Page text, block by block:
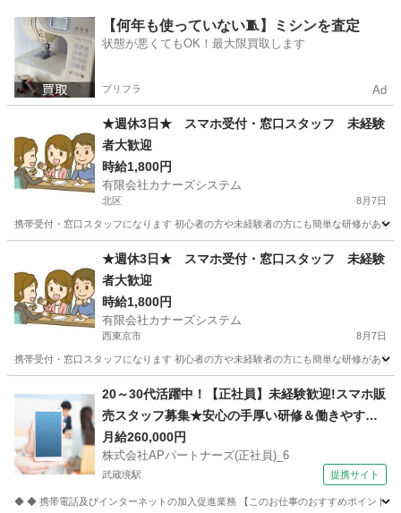
東京 清瀬市 清瀬駅 営業 スタッフ
【何年も使っていない🧵】ミシンを査定
状態が悪くてもOK！最大限買取します
プリフラ Ad
★週休3日★ スマホ受付・窓口スタッフ 未経験
者大歓迎
時給1,800円
有限会社カナーズシステム
北区 8月7日
携帯受付・窓口スタッフになります 初心者の方や未経験者の方にも簡単な研修があ
携帯ショップ スタッフ
★週休3日★ スマホ受付・窓口スタッフ 未経験
者大歓迎
時給1,800円
有限会社カナーズシステム
西東京市 8月7日
携帯受付・窓口スタッフになります 初心者の方や未経験者の方にも簡単な研修があ
携帯ショップ スタッフ
20～30代活躍中！【正社員】未経験歓迎!スマホ販
売スタッフ募集★安心の手厚い研修＆働きやすさ
抜群の環境です！ 株式会社APパートナーズ(正社
員)_6 携帯ショップ
月給260,000円
株式会社APパートナーズ(正社員)_6
武蔵境駅 提携サイト
◆ ◆ 携帯電話及びインターネットの加入促進業務 【このお仕事のおすすめポイント